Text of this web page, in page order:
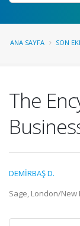
ANA SAYFA SON
The
DEMİRBAŞ D.
Sage, London/New